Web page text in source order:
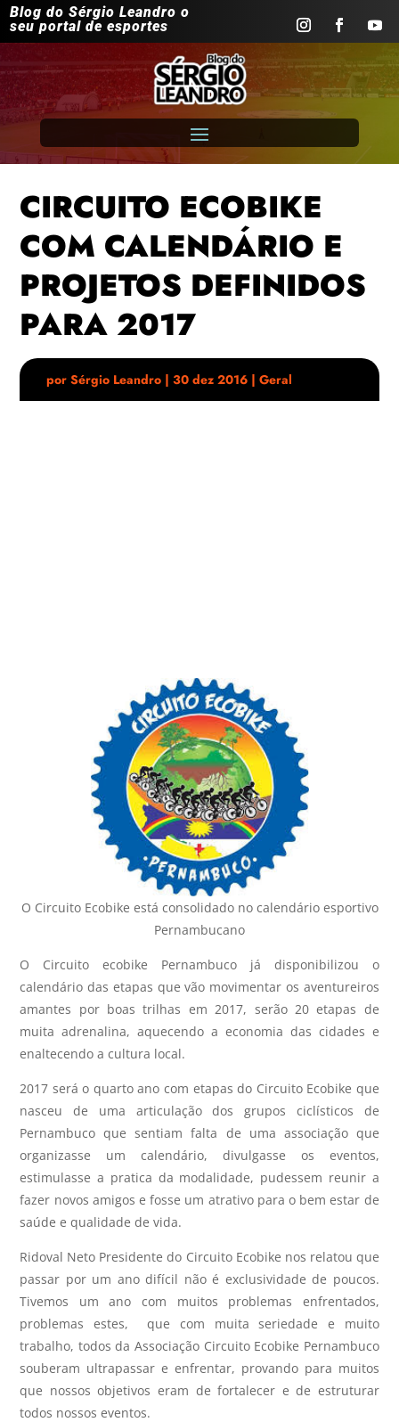
Blog do Sérgio Leandro o
seu portal de esportes
CIRCUITO ECOBIKE
COM CALENDÁRIO E
PROJETOS DEFINIDOS
PARA 2017
porSérgio Leandro |30 dez 2016 |Geral
O Circuito Ecobike está consolidado no calendário esportivo
Pernambucano
O Circuito ecobike Pernambuco já disponibilizou o
calendário das etapas que vão movimentar os aventureiros
amantes por boas trilhas em 2017, serão 20 etapas de
muita adrenalina, aquecendo a economia das cidades e
enaltecendo a cultura local.
2017 será o quarto ano com etapas do Circuito Ecobike que
nasceu de uma articulação dos grupos ciclísticos de
Pernambuco que sentiam falta de uma associação que
organizasse um calendário, divulgasse os eventos,
estimulasse a pratica da modalidade, pudessem reunir a
fazer novos amigos e fosse um atrativo para o bem estar de
saúde e qualidade de vida.
Ridoval Neto Presidente do Circuito Ecobike nos relatou que
passar por um ano difícil não é exclusividade de poucos.
Tivemos um ano com muitos problemas enfrentados,
problemas estes, que com muita seriedade e muito
trabalho, todos da Associação Circuito Ecobike Pernambuco
souberam ultrapassar e enfrentar, provando para muitos
que nossos objetivos eram de fortalecer e de estruturar
todos nossos eventos.